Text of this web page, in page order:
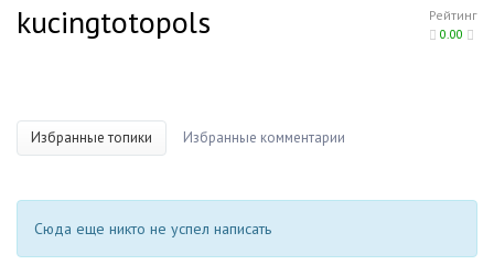
Рейтинг
0.00
kucingtotopols
Избранные топики Избранные комментарии
Сюда еще никто не успел написать